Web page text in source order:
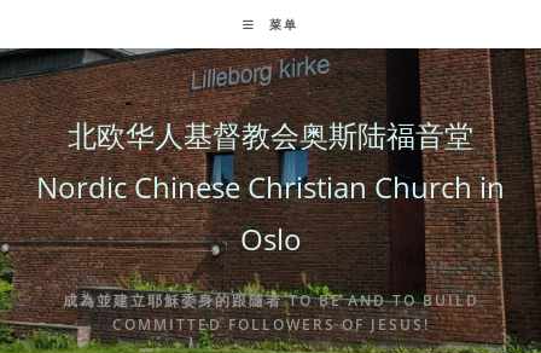
to
content
菜单
北欧华人基督教会奥斯陆福音堂
Nordic Chinese Christian Church in
Oslo
成為並建立耶穌委身的跟隨者 TO BE AND TO BUILD
COMMITTED FOLLOWERS OF JESUS!